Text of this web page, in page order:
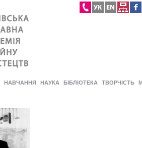
НАВЧАННЯ НАУКА БІБЛІОТЕКА ТВОРЧІСТЬ